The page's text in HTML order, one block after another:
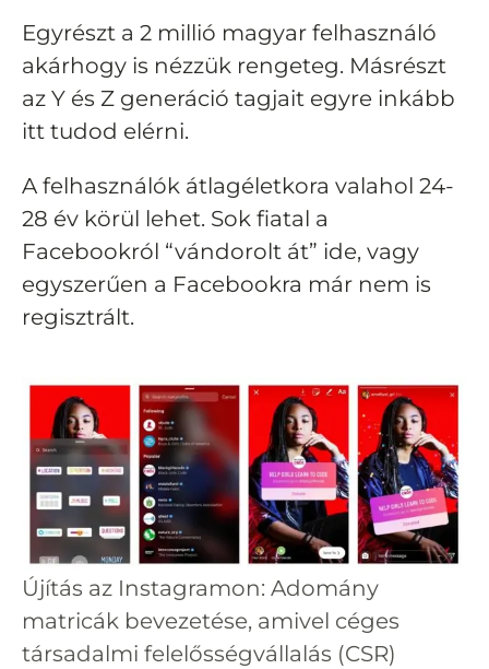
Egyrészt a 2 millió magyar felhasználó
akárhogy is nézzük rengeteg. Másrészt
az Y és Z generáció tagjait egyre inkább
itt tudod elérni.
A felhasználók átlagéletkora valahol 24-
28 év körül lehet. Sok fiatal a
Facebookról “vándorolt át” ide, vagy
egyszerűen a Facebookra már nem is
regisztrált.
Újítás az Instagramon: Adomány
matricák bevezetése, amivel céges
társadalmi felelősségvállalás (CSR)